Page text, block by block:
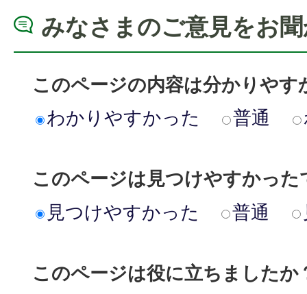
みなさまのご意見をお
このページの内容は分かりやす
わかりやすかった
普通
このページは見つけやすかった
見つけやすかった
普通
このページは役に立ちましたか